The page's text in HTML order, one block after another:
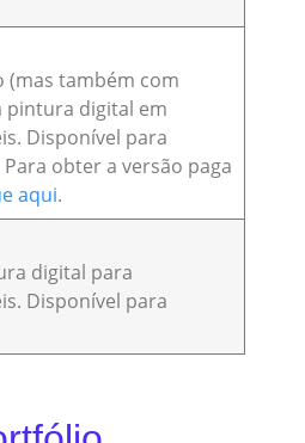
também com
pintura digital em
Disponível para
Para obter a versão paga
aqui.
digital para
Disponível para